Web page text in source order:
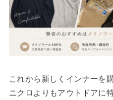
これから新しくインナーを
ニクロよりもアウトドアに